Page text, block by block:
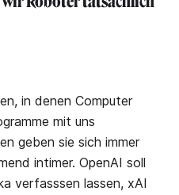
in denen Computer
mit uns
geben sie sich immer
intimer. OpenAI soll
verfasssen lassen, xAI